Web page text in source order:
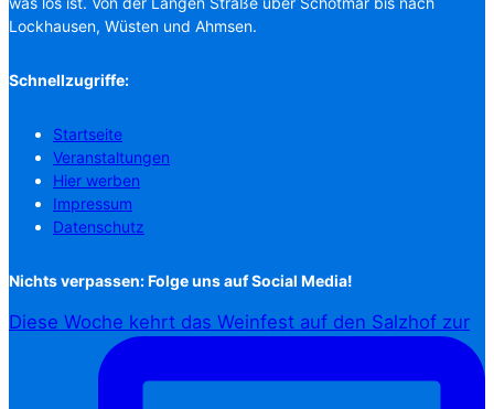
Lockhausen, Wüsten und Ahmsen.
Schnellzugriffe:
Startseite
Veranstaltungen
Hier werben
Impressum
Datenschutz
Nichts verpassen: Folge uns auf Social Media!
Diese Woche kehrt das Weinfest auf den Salzhof zur